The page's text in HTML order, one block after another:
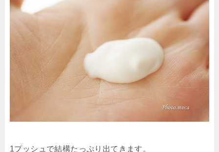
1プッシュで結構たっぷり出てきます。